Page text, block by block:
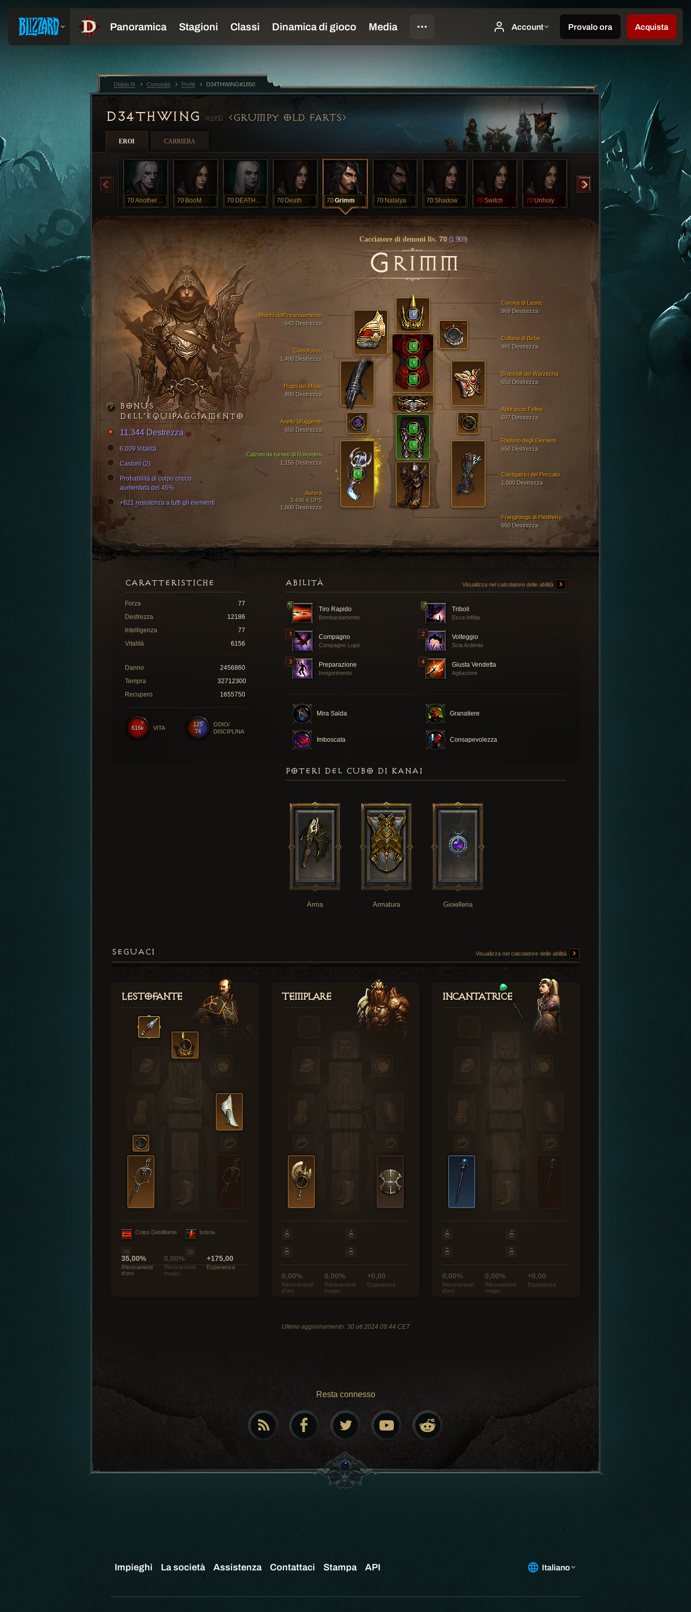
D34THWING #1850 GRUMPY OLD FARTS
EROI CARRIERA
70 AnotherOne 70 BooM 70 DEATHWING 70 Death 70Grimm 70 Natalya 70Shadow 70Switch 70 Unholy Fidget
Cacciatore di demoni liv. 70(1.969)
GRIMM
Corona di Leoric
969 Destrezza
Giacofosco
1,490 Destrezza
Frangifango di Piediferro
650 Destrezza
Pugni del Mago
890 Destrezza
Manto dell'Incanalamento
642 Destrezza
Calzoni da torneo di Rovonero
1,155 Destrezza
Bracciali dei Warzecha
650 Destrezza
Aurora
3.436,4 DPS
1,000 Destrezza
Castigatrici del Peccato
1,000 Destrezza
Abbraccio Felino
607 Destrezza
Raduno degli Elementi
650 Destrezza
Anello Sfuggente
650 Destrezza
Collana di Birba
991 Destrezza
BONUS
DELL’EQUIPAGGIAMENTO
11,344 Destrezza
6,009 Vitalità
Castoni (2)
Probabilità di colpo critico
aumentata del 45%
+621 resistenza a tutti gli elementi
ABILITÀ Visualizza nel calcolatore delle abilità
Tiro Rapido
Bombardamento
Triboli
Esca Infida
Compagno
Compagno Lupo
Volteggio
Scia Ardente
Preparazione
Invigorimento
Giusta Vendetta
Agitazione
Mira Salda Granatiere
Imboscata Consapevolezza
CARATTERISTICHE
Forza
77
Destrezza
12186
Intelligenza
77
Vitalità
6156
Danno
2456860
Tempra
32712300
Recupero
1655750
125
74
ODIO/
DISCIPLINA
616k VITA
POTERI DEL CUBO DI KANAI
Arma Armatura Gioielleria
SEGUACI Visualizza nel calcolatore delle abilità
Lestofante
Colpo Debilitante Isteria
35,00%
Ritrovamenti
d’oro
0,00%
Ritrovamenti
magici
+175,00
Esperienza
Templare
0,00%
Ritrovamenti
d’oro
0,00%
Ritrovamenti
magici
+0,00
Esperienza
Incantatrice
0,00%
Ritrovamenti
d’oro
0,00%
Ritrovamenti
magici
+0,00
Esperienza
Ultimo aggiornamento: 30 ott 2024 09:44 CET
Resta connesso
Diablo III Comunità Profili D34THWING#1850